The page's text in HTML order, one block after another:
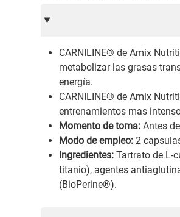
CARNILINE® de Amix
metabolizar las grasas
energía.
CARNILINE® de Amix
entrenamientos mas
Momento de toma: Antes
Modo de empleo: 2
Ingredientes: Tartrato de L-
titanio), agentes
(BioPerine®).